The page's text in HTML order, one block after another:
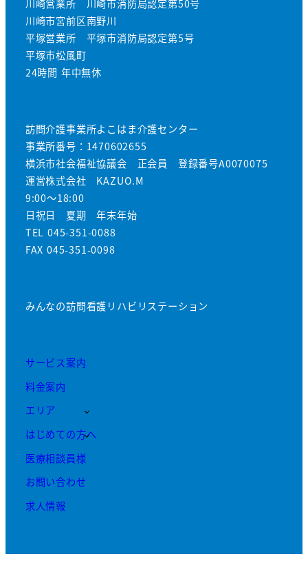
川崎営業所 川崎市消防局認定第50号
川崎市宮前区南野川
平塚営業所 平塚市消防局認定第5号
平塚市松風町
24時間 年中無休
訪問介護事業所よこはま介護センター
事業所番号：1470602655
横浜市社会福祉協議会 正会員 登録番号A0070075
運営株式会社 KAZUO.M
9:00～18:00
日祝日 夏期 年末年始
TEL 045-351-0088
FAX 045-351-0098
みんなの訪問看護リハビリステーション
サービス案内
料金案内
エリア
はじめての方へ
医療相談員様
お問い合わせ
求人情報